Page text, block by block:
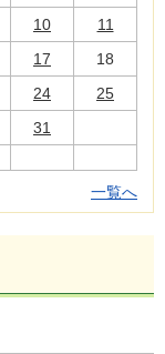
10
11
17
18
24
25
31
一覧へ